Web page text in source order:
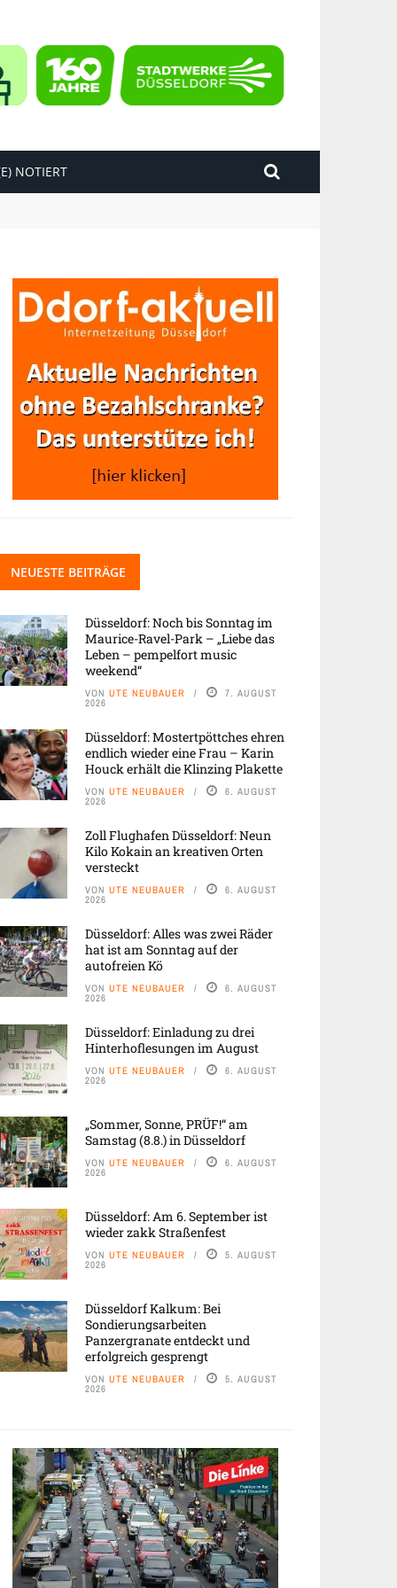
NOTIERT
NEUESTE BEITRÄGE
Düsseldorf: Noch bis Sonntag im
Maurice-Ravel-Park – „Liebe das
Leben – pempelfort music
weekend“
VON UTE NEUBAUER 7. AUGUST
2026
Düsseldorf: Mostertpöttches ehren
endlich wieder eine Frau – Karin
Houck erhält die Klinzing Plakette
VON UTE NEUBAUER 6. AUGUST
2026
Zoll Flughafen Düsseldorf: Neun
Kilo Kokain an kreativen Orten
versteckt
VON UTE NEUBAUER 6. AUGUST
2026
Düsseldorf: Alles was zwei Räder
hat ist am Sonntag auf der
autofreien Kö
VON UTE NEUBAUER 6. AUGUST
2026
Düsseldorf: Einladung zu drei
Hinterhoflesungen im August
VON UTE NEUBAUER 6. AUGUST
2026
„Sommer, Sonne, PRÜF!“ am
Samstag (8.8.) in Düsseldorf
VON UTE NEUBAUER 6. AUGUST
2026
Düsseldorf: Am 6. September ist
wieder zakk Straßenfest
VON UTE NEUBAUER 5. AUGUST
2026
Düsseldorf Kalkum: Bei
Sondierungsarbeiten
Panzergranate entdeckt und
erfolgreich gesprengt
VON UTE NEUBAUER 5. AUGUST
2026